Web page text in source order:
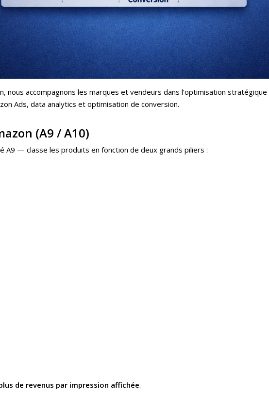
nous accompagnons les marques et vendeurs dans l’optimisation
Ads, data analytics et optimisation de conversion.
(A9 / A10)
A9 — classe les produits en fonction de deux grands piliers :
de revenus par impression affichée.